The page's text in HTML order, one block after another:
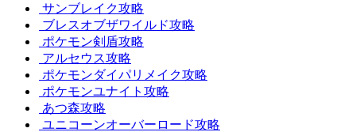
サンブレイク攻略
ブレスオブザワイルド攻略
ポケモン剣盾攻略
アルセウス攻略
ポケモンダイパリメイク攻略
ポケモンユナイト攻略
あつ森攻略
ユニコーンオーバーロード攻略